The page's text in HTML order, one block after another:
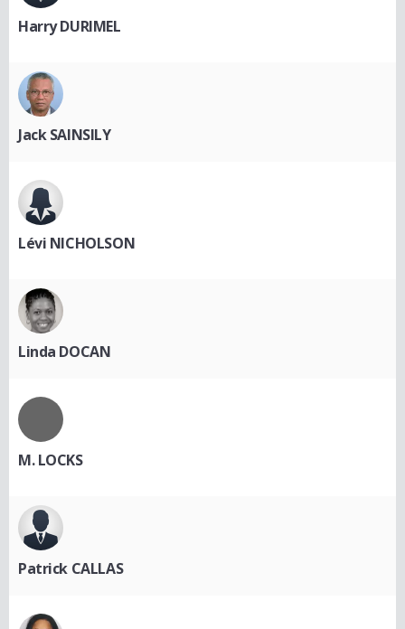
Harry DURIMEL
Jack SAINSILY
Lévi NICHOLSON
Linda DOCAN
M. LOCKS
Patrick CALLAS